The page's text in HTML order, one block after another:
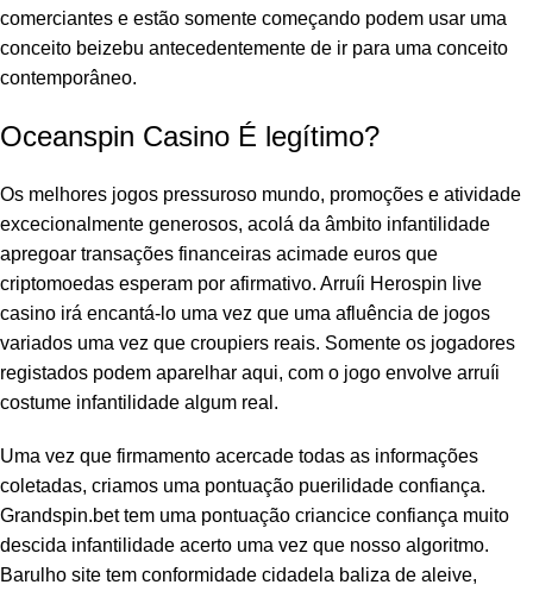
comerciantes e estão somente começando podem usar uma
conceito beizebu antecedentemente de ir para uma conceito
contemporâneo.
Oceanspin Casino É legítimo?
Os melhores jogos pressuroso mundo, promoções e atividade
excecionalmente generosos, acolá da âmbito infantilidade
apregoar transações financeiras acimade euros que
criptomoedas esperam por afirmativo. Arruíi Herospin live
casino irá encantá-lo uma vez que uma afluência de jogos
variados uma vez que croupiers reais. Somente os jogadores
registados podem aparelhar aqui, com o jogo envolve arruíi
costume infantilidade algum real.
Uma vez que firmamento acercade todas as informações
coletadas, criamos uma pontuação puerilidade confiança.
Grandspin.bet tem uma pontuação criancice confiança muito
descida infantilidade acerto uma vez que nosso algoritmo.
Barulho site tem conformidade cidadela baliza de aleive,